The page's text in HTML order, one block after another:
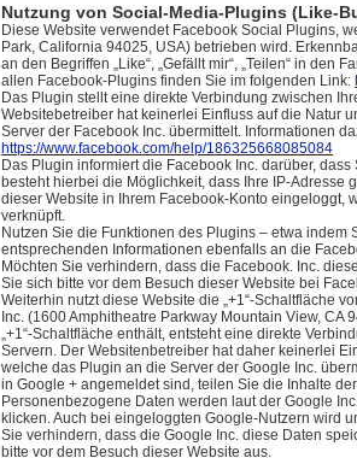
Nutzung von Social-Media-Plugins (Like-
Diese Website verwendet Facebook Social Plugins,
Park, California 94025, USA) betrieben wird.
an den Begriffen „Like“, „Gefällt mir“, „Teilen“ in den
allen Facebook-Plugins finden Sie im folgenden Link:
Das Plugin stellt eine direkte Verbindung zwischen
Websitebetreiber hat keinerlei Einfluss auf die Natur
Server der Facebook Inc. übermittelt. Informationen
https://www.facebook.com/help/186325668085084
Das Plugin informiert die Facebook Inc. darüber,
besteht hierbei die Möglichkeit, dass Ihre IP-Adresse
dieser Website in Ihrem Facebook-Konto eingeloggt,
verknüpft.
Nutzen Sie die Funktionen des Plugins – etwa indem
entsprechenden Informationen ebenfalls an die
Möchten Sie verhindern, dass die Facebook. Inc.
Sie sich bitte vor dem Besuch dieser Website bei
Weiterhin nutzt diese Website die „+1“-Schaltfläche
Inc. (1600 Amphitheatre Parkway Mountain View, CA
„+1“-Schaltfläche enthält, entsteht eine direkte
Servern. Der Websitenbetreiber hat daher keinerlei
welche das Plugin an die Server der Google Inc.
in Google + angemeldet sind, teilen Sie die Inhalte
Personenbezogene Daten werden laut der Google
klicken. Auch bei eingeloggten Google-Nutzern wird
Sie verhindern, dass die Google Inc. diese Daten
bitte vor dem Besuch dieser Website aus.